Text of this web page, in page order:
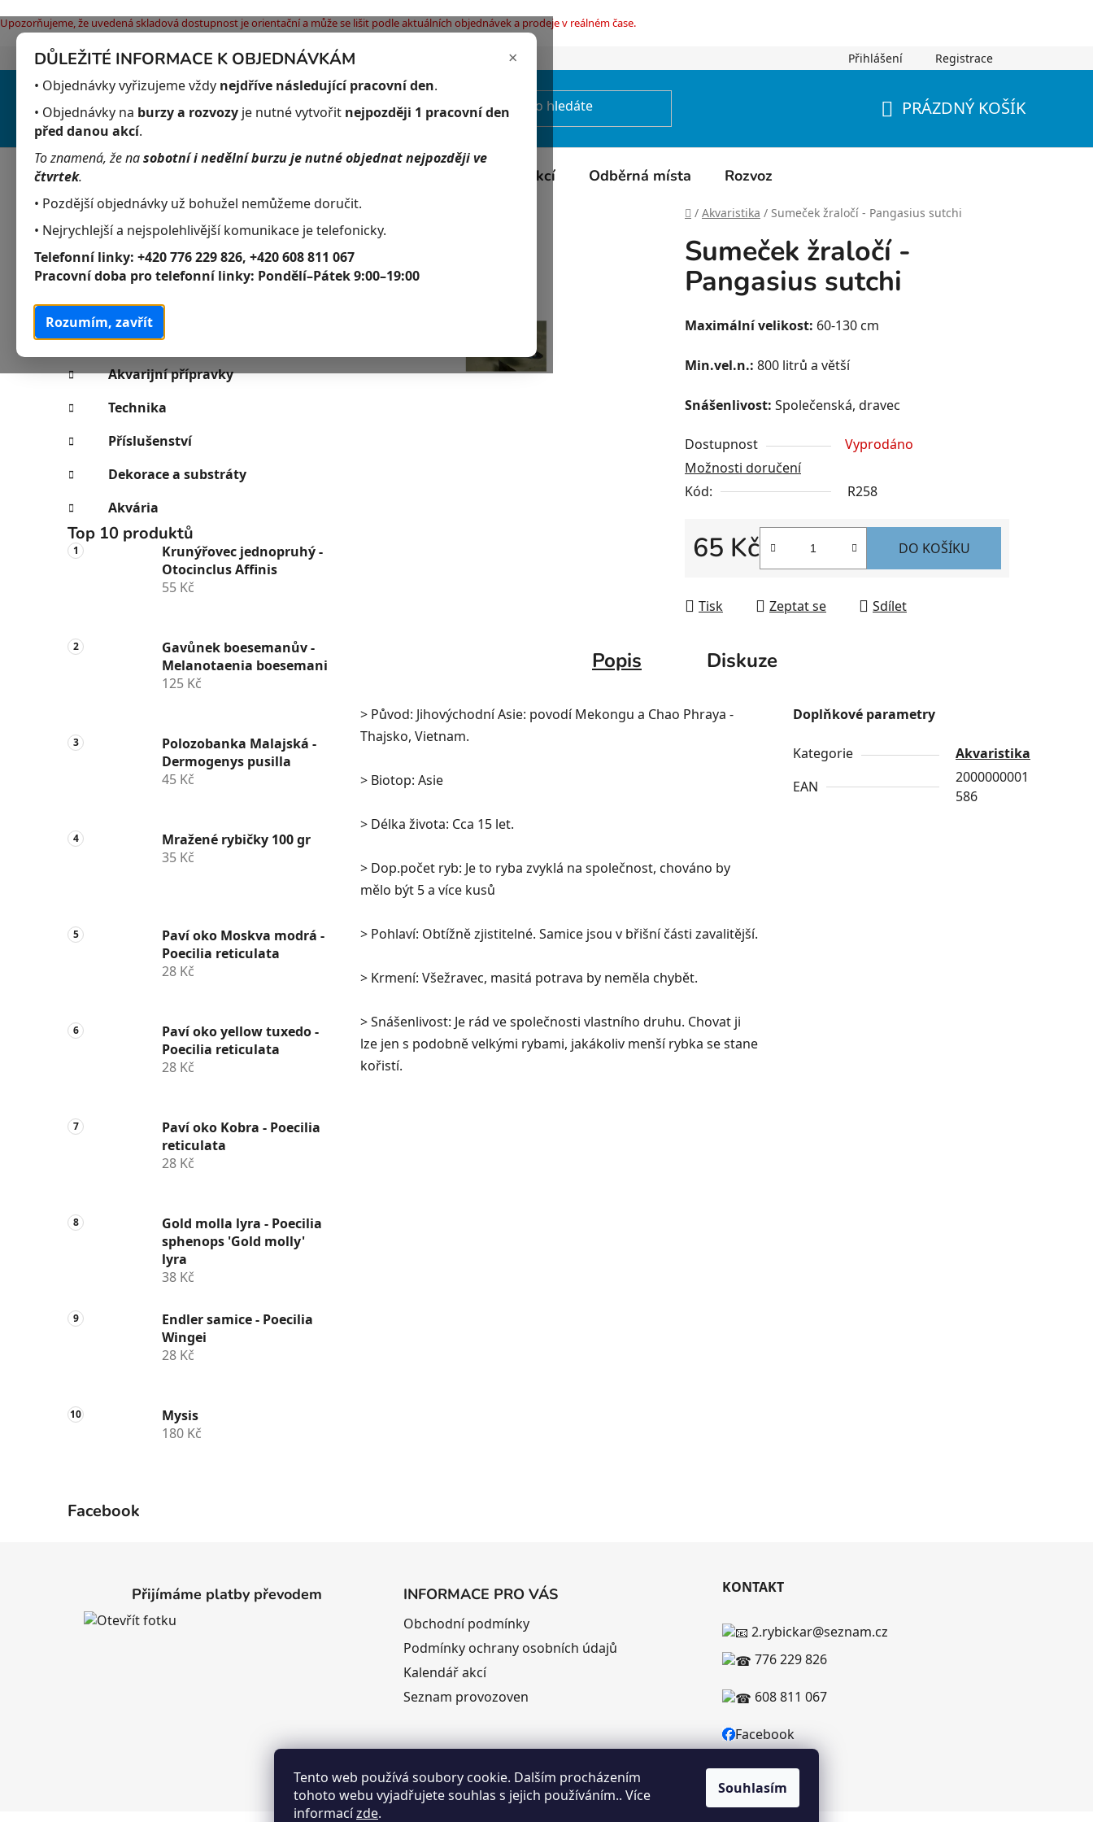
×
DŮLEŽITÉ INFORMACE K OBJEDNÁVKÁM
• Objednávky vyřizujeme vždy nejdříve následující pracovní den.
• Objednávky na burzy a rozvozy je nutné vytvořit nejpozději 1 pracovní den
před danou akcí.
To znamená, že nasobotní i nedělní burzu je nutné objednat nejpozději ve
čtvrtek.
• Pozdější objednávky už bohužel nemůžeme doručit.
• Nejrychlejší a nejspolehlivější komunikace je telefonicky.
Telefonní linky: +420 776 229 826, +420 608 811 067
Pracovní doba pro telefonní linky: Pondělí–Pátek 9:00–19:00
Rozumím, zavřít
Upozorňujeme, že uvedená skladová dostupnost je orientační a může se lišit podle aktuálních objednávek a prodeje v reálném čase.
Tento web používá soubory cookie. Dalším procházením
tohoto webu vyjadřujete souhlas s jejich používáním.. Více
informacízde.
Souhlasím
Přejít
obsah
Jak nakupovat Obchodní podmínky Podmínky ochrany osobních údajů Přihlášení Registrace
PRÁZDNÝ KOŠÍK
Kalendář akcí Odběrná místa Rozvoz
Domů
/ Akvaristika / Sumeček žraločí - Pangasius sutchi
P
o
s
r
a
n
n
í
p
a
e
l
Přeskočit
K
a
t
e
g
o
r
i
e
Akvaristika
Akvarijní živočichové
Akvarijní rostliny
Krmivo
Akvarijní přípravky
Technika
Příslušenství
Dekorace a substráty
Akvária
Top 10 produktů
Krunýřovec jednopruhý -
Otocinclus Affinis
55 Kč
Gavůnek boesemanův -
Melanotaenia boesemani
125 Kč
Polozobanka Malajská -
Dermogenys pusilla
45 Kč
Mražené rybičky 100 gr
35 Kč
Paví oko Moskva modrá -
Poecilia reticulata
28 Kč
Paví oko yellow tuxedo -
Poecilia reticulata
28 Kč
Paví oko Kobra - Poecilia
reticulata
28 Kč
Gold molla lyra - Poecilia
sphenops 'Gold molly'
lyra
38 Kč
Endler samice - Poecilia
Wingei
28 Kč
Mysis
180 Kč
Facebook
Sumeček žraločí -
Pangasius sutchi
Maximální velikost: 60-130 cm
Min.vel.n.: 800 litrů a větší
Snášenlivost: Společenská, dravec
Dostupnost
Vyprodáno
Možnosti doručení
Kód:
R258
65 Kč
Měrná cena:
DO KOŠÍKU
Tisk Zeptat se Sdílet
Popis Diskuze
> Původ: Jihovýchodní Asie: povodí Mekongu a Chao Phraya -
Thajsko, Vietnam.
> Biotop: Asie
> Délka života: Cca 15 let.
> Dop.počet ryb: Je to ryba zvyklá na společnost, chováno by
mělo být 5 a více kusů
> Pohlaví: Obtížně zjistitelné. Samice jsou v břišní části zavalitější.
> Krmení: Všežravec, masitá potrava by neměla chybět.
> Snášenlivost: Je rád ve společnosti vlastního druhu. Chovat ji
lze jen s podobně velkými rybami, jakákoliv menší rybka se stane
kořistí.
Doplňkové parametry
Kategorie
Akvaristika
EAN
2000000001
586
Přijímáme platby převodem INFORMACE PRO VÁS
Obchodní podmínky
Podmínky ochrany osobních údajů
Kalendář akcí
Seznam provozoven
KONTAKT
2.rybickar@seznam.cz
776 229 826
608 811 067
Facebook